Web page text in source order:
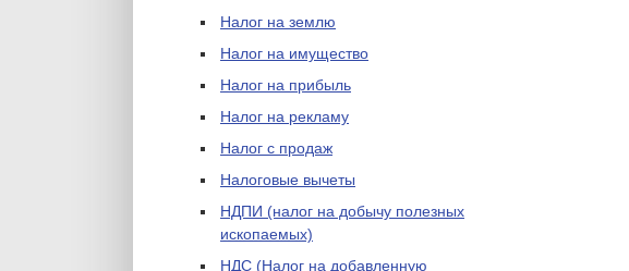
Налог на землю
Налог на имущество
Налог на прибыль
Налог на рекламу
Налог с продаж
Налоговые вычеты
НДПИ (налог на добычу полезных
ископаемых)
НДС (Налог на добавленную